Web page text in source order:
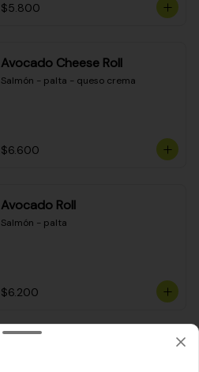
$5.800
Avocado Cheese Roll
Salmón - palta - queso crema
$6.600
Avocado Roll
Salmón - palta
$6.200